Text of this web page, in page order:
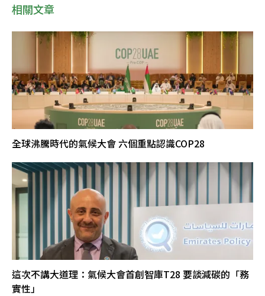
相關文章
全球沸騰時代的氣候大會 六個重點認識COP28
這次不講大道理：氣候大會首創智庫T28 要談減碳的「務
實性」